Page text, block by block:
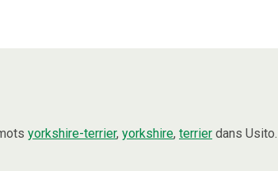
yorkshire-terrier, yorkshire, terrier dans Usito.